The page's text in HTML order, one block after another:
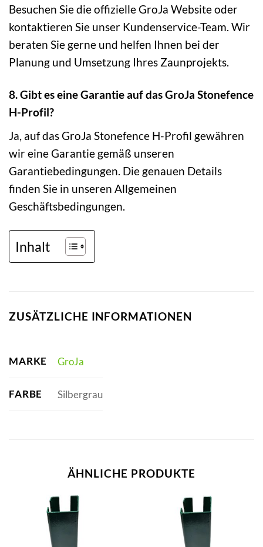
Besuchen Sie die offizielle GroJa Website oder
kontaktieren Sie unser Kundenservice-Team. Wir
beraten Sie gerne und helfen Ihnen bei der
Planung und Umsetzung Ihres Zaunprojekts.
8. Gibt es eine Garantie auf das GroJa Stonefence
H-Profil?
Ja, auf das GroJa Stonefence H-Profil gewähren
wir eine Garantie gemäß unseren
Garantiebedingungen. Die genauen Details
finden Sie in unseren Allgemeinen
Geschäftsbedingungen.
Inhalt
ZUSÄTZLICHE INFORMATIONEN
MARKE GroJa
FARBE Silbergrau
ÄHNLICHE PRODUKTE